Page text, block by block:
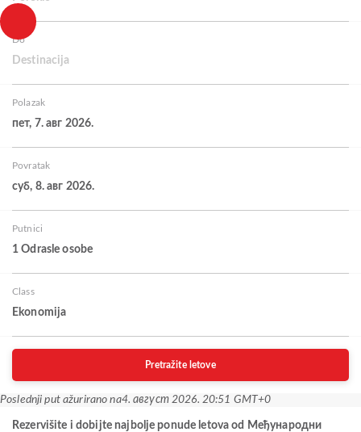
Do
Destinacija
Polazak
пет, 7. авг 2026.
Povratak
суб, 8. авг 2026.
Putnici
1 Odrasle osobe
Class
Ekonomija
Pretražite letove
Poslednji put ažurirano na4. август 2026. 20:51 GMT+0
Rezervišite i dobijte najbolje ponude letova od Међународни